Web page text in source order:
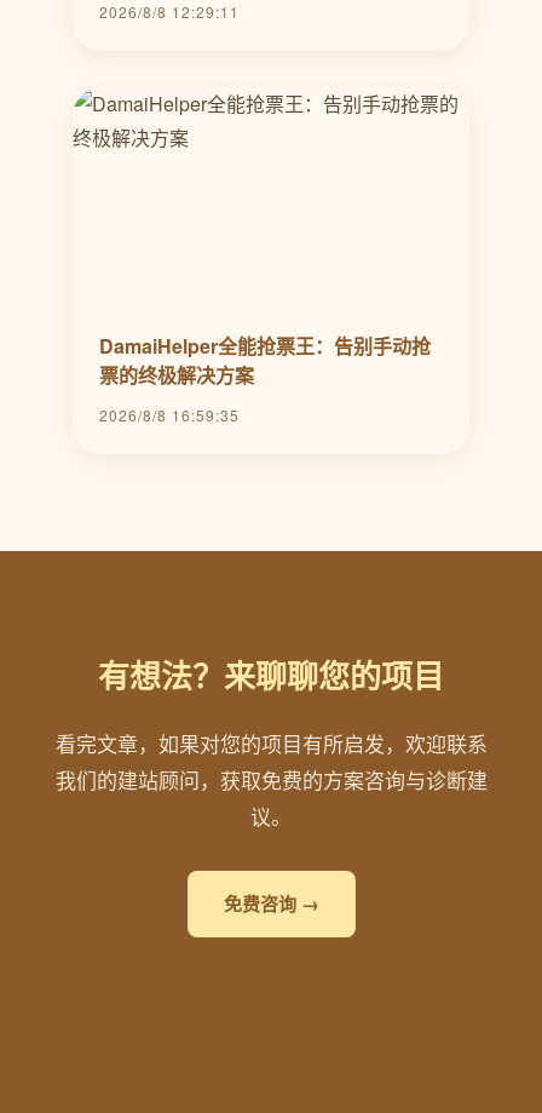
2026/8/8 12:29:11
DamaiHelper全能抢票王：告别手动抢
票的终极解决方案
2026/8/8 16:59:35
有想法？来聊聊您的项目
看完文章，如果对您的项目有所启发，欢迎联系
我们的建站顾问，获取免费的方案咨询与诊断建
议。
免费咨询 →